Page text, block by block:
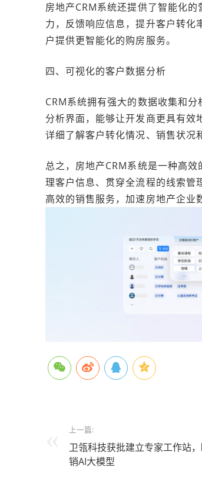
房地产CRM系统还提供了智能化
力，反馈响应信息，提升客户转化
户提供更智能化的购房服务。
四、可视化的客户数据分析
CRM系统拥有强大的数据收集和
分析界面，能够让开发商更具有效
详细了解客户转化情况、销售状况
总之，房地产CRM系统是一种高效
理客户信息、贯穿全流程的线索管
高效的销售服务，加速房地产企业
上一篇:
卫瓴科技获批建立专家工作站
销AI大模型